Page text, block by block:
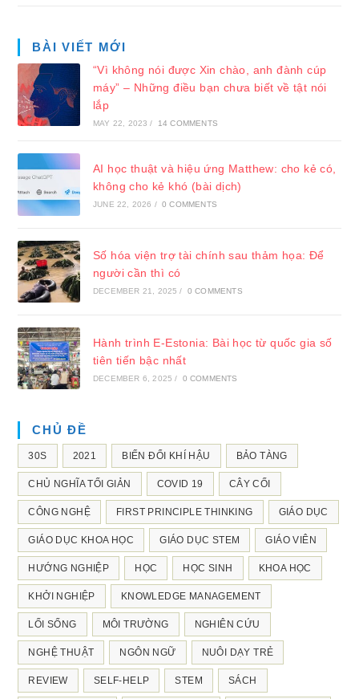
BÀI VIẾT MỚI
“Vì không nói được Xin chào, anh đành cúp
máy” – Những điều bạn chưa biết về tật nói
lắp
MAY 22, 2023 / 14 COMMENTS
AI học thuật và hiệu ứng Matthew: cho kẻ có,
không cho kẻ khó (bài dịch)
JUNE 22, 2026 / 0 COMMENTS
Số hóa viện trợ tài chính sau thảm họa: Để
người cần thì có
DECEMBER 21, 2025 / 0 COMMENTS
Hành trình E-Estonia: Bài học từ quốc gia số
tiên tiến bậc nhất
DECEMBER 6, 2025 / 0 COMMENTS
CHỦ ĐỀ
30S 2021 BIẾN ĐỔI KHÍ HẬU BẢO TÀNG
CHỦ NGHĨA TỐI GIẢN COVID 19 CÂY CỐI
CÔNG NGHỆ FIRST PRINCIPLE THINKING GIÁO DỤC
GIÁO DỤC KHOA HỌC GIÁO DỤC STEM GIÁO VIÊN
HƯỚNG NGHIỆP HỌC HỌC SINH KHOA HỌC
KHỞI NGHIỆP KNOWLEDGE MANAGEMENT
LỐI SỐNG MÔI TRƯỜNG NGHIÊN CỨU
NGHỆ THUẬT NGÔN NGỮ NUÔI DẠY TRẺ
REVIEW SELF-HELP STEM SÁCH